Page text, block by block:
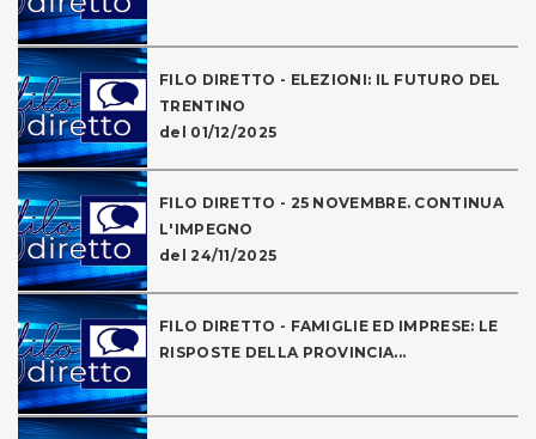
FILO DIRETTO - ELEZIONI: IL FUTURO DEL
TRENTINO
del 01/12/2025
FILO DIRETTO - 25 NOVEMBRE. CONTINUA
L'IMPEGNO
del 24/11/2025
FILO DIRETTO - FAMIGLIE ED IMPRESE: LE
RISPOSTE DELLA PROVINCIA...